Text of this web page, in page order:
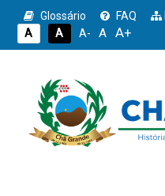
Glossário FAQ
A
A A- A A+